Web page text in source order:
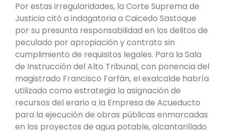
Por estas irregularidades, la Corte Suprema de
Justicia citó a indagatoria a Caicedo Sastoque
por su presunta responsabilidad en los delitos de
peculado por apropiación y contrato sin
cumplimiento de requisitos legales. Para la Sala
de Instrucción del Alto Tribunal, con ponencia del
magistrado Francisco Farfán, el exalcalde habría
utilizado como estrategia la asignación de
recursos del erario a la Empresa de Acueducto
para la ejecución de obras públicas enmarcadas
en los proyectos de agua potable, alcantarillado